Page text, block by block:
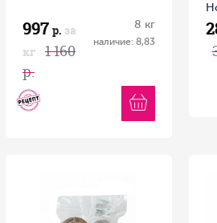
997 р. за
кг
1 160
р.
8 кг
наличие: 8,83